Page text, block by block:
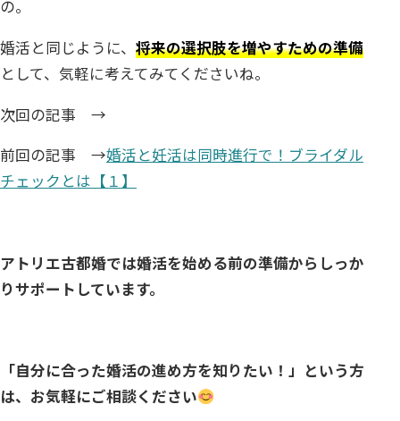
の。
婚活と同じように、 将来の選択肢を増やすための準備
として、気軽に考えてみてくださいね。
次回の記事 →
前回の記事 →婚活と妊活は同時進行で！ブライダル
チェックとは【１】
アトリエ古都婚では婚活を始める前の準備からしっか
りサポートしています。
「自分に合った婚活の進め方を知りたい！」という方
は、お気軽にご相談ください